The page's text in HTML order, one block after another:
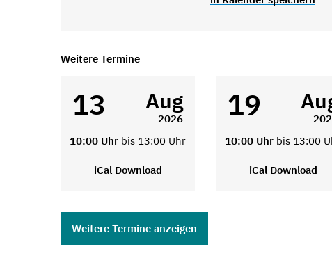
Weitere Termine
13 Aug
2026
10:00 Uhr bis 13:00 Uhr
iCal Download
19
10:00 Uhr bis 13:00
iCal Download
Weitere Termine anzeigen